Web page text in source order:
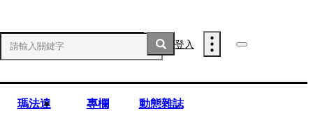
登入
瑪法達 專欄 動態雜誌